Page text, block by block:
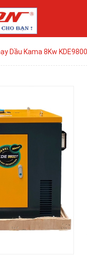
Dầu Kama 8Kw